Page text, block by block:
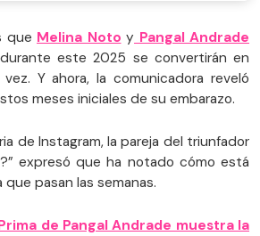
que Melina Noto y Pangal Andrade
este 2025 se convertirán en
Y ahora, la comunicadora reveló
meses iniciales de su embarazo.
de Instagram, la pareja del triunfador
expresó que ha notado cómo está
pasan las semanas.
de Pangal Andrade muestra la